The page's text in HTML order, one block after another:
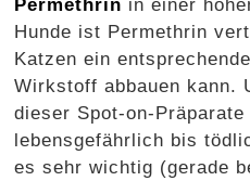
Permethrin in einer
Hunde ist Permethrin
Katzen ein
Wirkstoff abbauen kann.
dieser Spot-on-
lebensgefährlich bis
es sehr wichtig (gerade